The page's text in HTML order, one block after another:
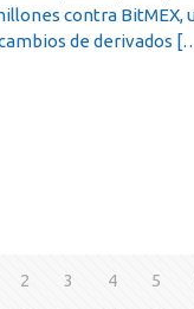
contra BitMEX,
de derivados
2 3 4 5